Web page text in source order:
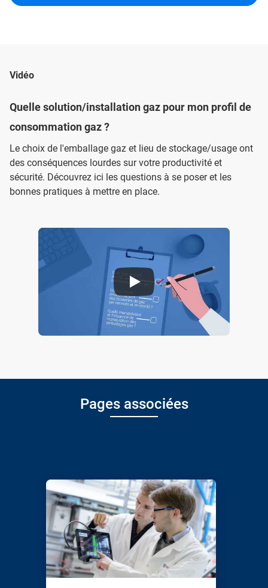
Vidéo
Quelle solution/installation gaz pour mon profil de
consommation gaz ?
Le choix de l'emballage gaz et lieu de stockage/usage ont
des conséquences lourdes sur votre productivité et
sécurité. Découvrez ici les questions à se poser et les
bonnes pratiques à mettre en place.
Pages associées